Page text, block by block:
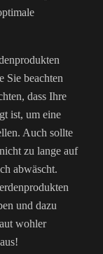
Sie beachten
dass Ihre
ist, um eine
Auch sollte
zu lange auf
abwäscht.
und dazu
wohler